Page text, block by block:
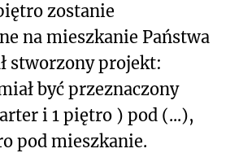
zostanie
na mieszkanie Państwa
stworzony projekt:
być przeznaczony
i 1 piętro ) pod (...),
pod mieszkanie.